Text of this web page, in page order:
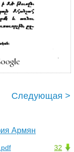
Следующая >
Армян
32